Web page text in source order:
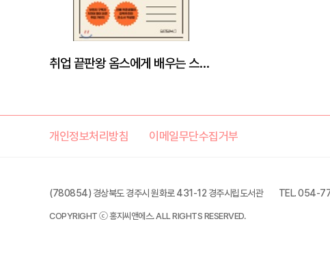
취업 끝판왕 옴스에게 배우는 스펙을 뛰어 넘는 자소서
개인정보처리방침 이메일무단수집거부
(780854) 경상북도 경주시 원화로 431-12 경주시립도서관 TEL. 054-
COPYRIGHT ⓒ 홍지씨앤에스. ALL RIGHTS RESERVED.